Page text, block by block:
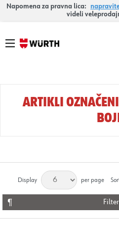
Napomena za pravna lica:
videli
ARTIKLI
Display per page